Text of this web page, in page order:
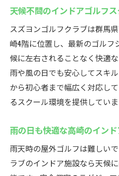
天候不問のインドアゴルフ
スズヨンゴルフクラブは群馬
崎4階に位置し、最新のゴルフ
候に左右されることなく快適
雨や風の日でも安心してスキ
から初心者まで幅広く対応し
るスクール環境を提供していま
雨の日も快適な高崎のイン
雨天時の屋外ゴルフは難しい
ラブのインドア施設なら天候